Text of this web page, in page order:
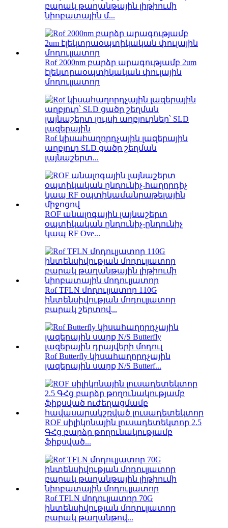
բարակ թաղանթային լիթիումի
նիոբատային մ...
Rof 2000nm բարձր արագությամբ 2um
էլեկտրաօպտիկական փուլային
մոդուլյատոր
Rof կիսահաղորդչային լազերային
աղբյուր SLD ցածր շեղման
լայնաշերտ...
ROF անալոգային լայնաշերտ
օպտիկական ընդունիչ-ընդունիչ
կապ RF Ove...
Rof TFLN մոդուլյատոր 110G
ինտենսիվության մոդուլյատոր
բարակ շերտով...
Rof Butterfly կիսահաղորդչային
լազերային սարք N/S Butterf...
ROF սիլիկոնային լուսադետեկտոր 2.5
ԳՀց բարձր թողունակությամբ
ֆիքսված...
Rof TFLN մոդուլյատոր 70G
ինտենսիվության մոդուլյատոր
բարակ թաղանթով...